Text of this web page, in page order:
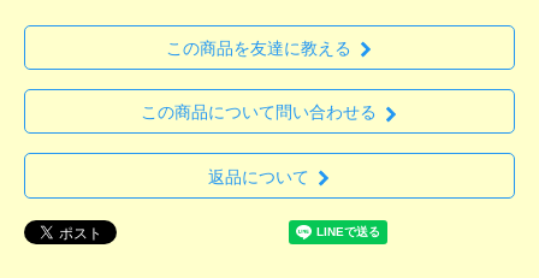
この商品を友達に教える
この商品について問い合わせる
返品について